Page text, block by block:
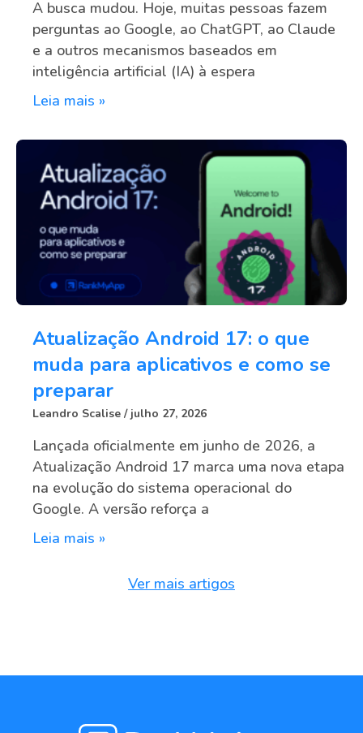
A busca mudou. Hoje, muitas pessoas fazem
perguntas ao Google, ao ChatGPT, ao Claude
e a outros mecanismos baseados em
inteligência artificial (IA) à espera
Leia mais »
Atualização Android 17: o que
muda para aplicativos e como se
preparar
Leandro Scalise julho 27, 2026
Lançada oficialmente em junho de 2026, a
Atualização Android 17 marca uma nova etapa
na evolução do sistema operacional do
Google. A versão reforça a
Leia mais »
Ver mais artigos